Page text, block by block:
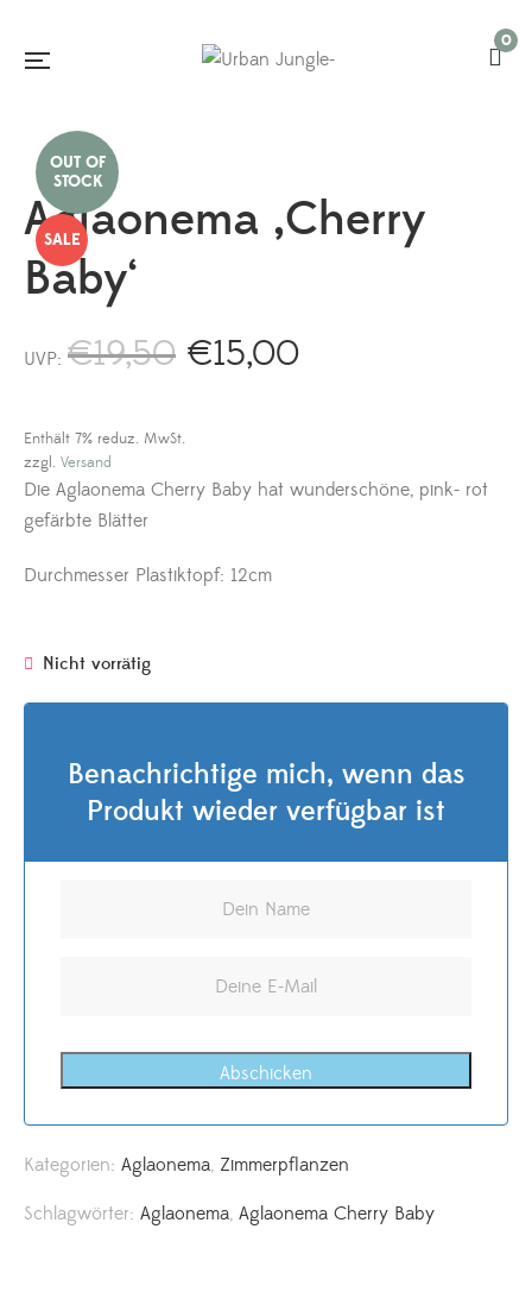
0
SALE
Aglaonema ‚Cherry
Baby‘
UVP: €19,50 Ursprünglicher
€15,00Aktueller
Enthält 7% reduz. MwSt.
zzgl. Versand
Die Aglaonema Cherry Baby hat wunderschöne, pink- rot
gefärbte Blätter
Durchmesser Plastiktopf: 12cm
Nicht vorrätig
Benachrichtige mich, wenn das
Produkt wieder verfügbar ist
Abschicken
Kategorien: Aglaonema, Zimmerpflanzen
Schlagwörter: Aglaonema, Aglaonema Cherry Baby